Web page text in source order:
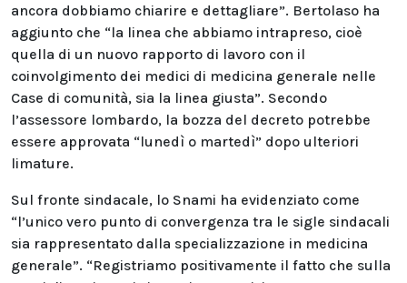
ancora dobbiamo chiarire e dettagliare”. Bertolaso ha
aggiunto che “la linea che abbiamo intrapreso, cioè
quella di un nuovo rapporto di lavoro con il
coinvolgimento dei medici di medicina generale nelle
Case di comunità, sia la linea giusta”. Secondo
l’assessore lombardo, la bozza del decreto potrebbe
essere approvata “lunedì o martedì” dopo ulteriori
limature.
Sul fronte sindacale, lo Snami ha evidenziato come
“l’unico vero punto di convergenza tra le sigle sindacali
sia rappresentato dalla specializzazione in medicina
generale”. “Registriamo positivamente il fatto che sulla